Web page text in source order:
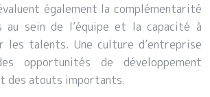
également la complémentarité
au sein de l’équipe et la capacité à
talents. Une culture d’entreprise
opportunités de développement
des atouts importants.